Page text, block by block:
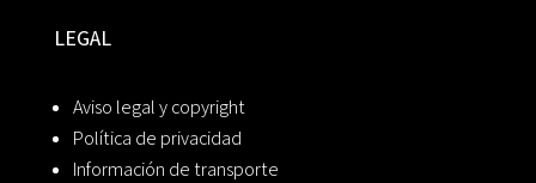
LEGAL
Aviso legal y copyright
Política de privacidad
Información de transporte